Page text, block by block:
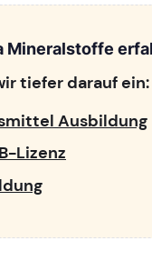
Mineralstoffe
tiefer darauf ein:
Ausbildung
Lizenz